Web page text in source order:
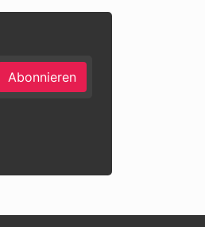
Abonnieren